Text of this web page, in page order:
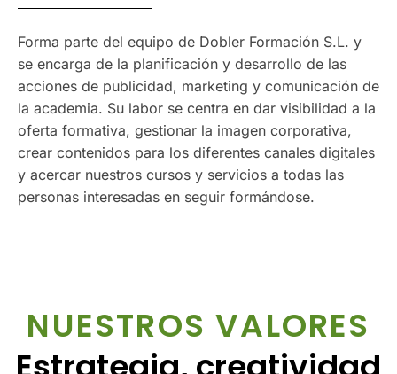
Forma parte del equipo de Dobler Formación S.L. y
se encarga de la planificación y desarrollo de las
acciones de publicidad, marketing y comunicación de
la academia. Su labor se centra en dar visibilidad a la
oferta formativa, gestionar la imagen corporativa,
crear contenidos para los diferentes canales digitales
y acercar nuestros cursos y servicios a todas las
personas interesadas en seguir formándose.
NUESTROS VALORES